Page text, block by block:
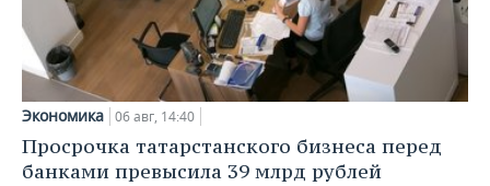
Экономика 06 авг, 14:40
Просрочка татарстанского бизнеса перед
банками превысила 39 млрд рублей